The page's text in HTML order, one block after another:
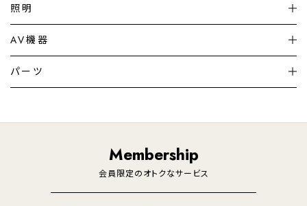
加湿器・空気清浄機
暖房機 掃除機
調理家電 生活家電
照明
シーリングライト
デスクライト
AV機器
テレビ
パーツ
Membership
会員限定のオトクなサービス